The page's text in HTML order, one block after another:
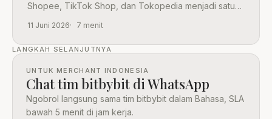
Shopee, TikTok Shop, dan Tokopedia menjadi satu
11 Juni 2026 7 menit
LANGKAH SELANJUTNYA
UNTUK MERCHANT INDONESIA
Chat tim bitbybit di WhatsApp
Ngobrol langsung sama tim bitbybit dalam Bahasa, SLA
bawah 5 menit di jam kerja.